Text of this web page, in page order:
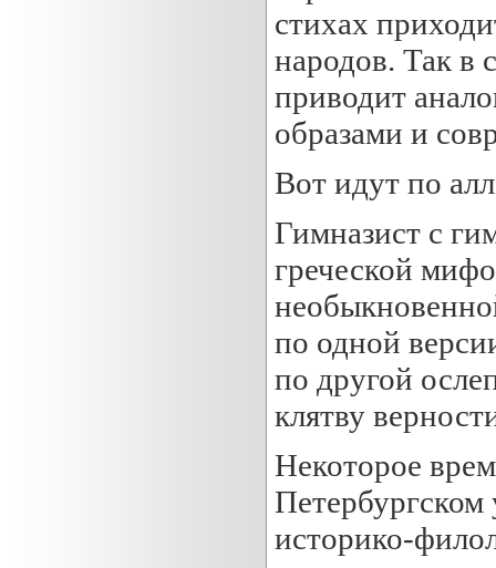
стихах
народов. Так в
приводит
образами и
Вот идут по
Гимназист с
греческой
по одной
по другой
клятву
Некоторое
историко-